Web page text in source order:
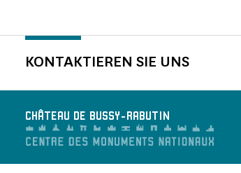
KONTAKTIEREN SIE UNS
CHÂTEAU DE BUSSY-RABUTIN